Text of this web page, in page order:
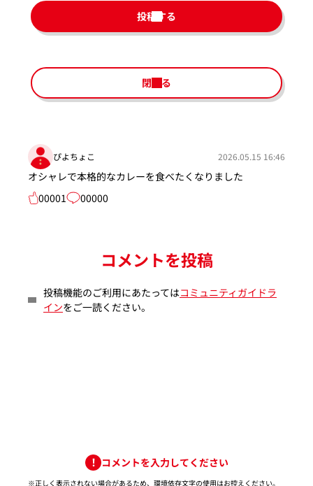
投稿する
閉じる
ぴよちょこ 2026.05.15 16:46
オシャレで本格的なカレーを食べたくなりました
00001
00000
コメントを投稿
投稿機能のご利用にあたってはコミュニティガイドラ
インをご一読ください。
コメントを入力してください
※正しく表示されない場合があるため、環境依存文字の使用はお控えください。​